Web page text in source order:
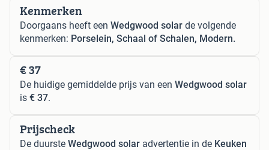
Kenmerken
Doorgaans heeft een Wedgwood solar de volgende
kenmerken: Porselein, Schaal of Schalen, Modern.
€ 37
De huidige gemiddelde prijs van een Wedgwood solar
is € 37.
Prijscheck
De duurste Wedgwood solar advertentie in de Keuken